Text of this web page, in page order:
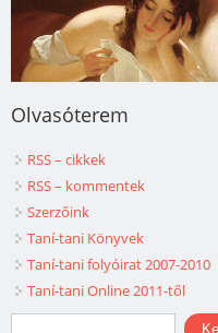
Olvasóterem
RSS – cikkek
RSS – kommentek
Szerzőink
Taní-tani Könyvek
Taní-tani folyóirat 2007-2010
Taní-tani Online 2011-től
Keresés űrlap
Keresés